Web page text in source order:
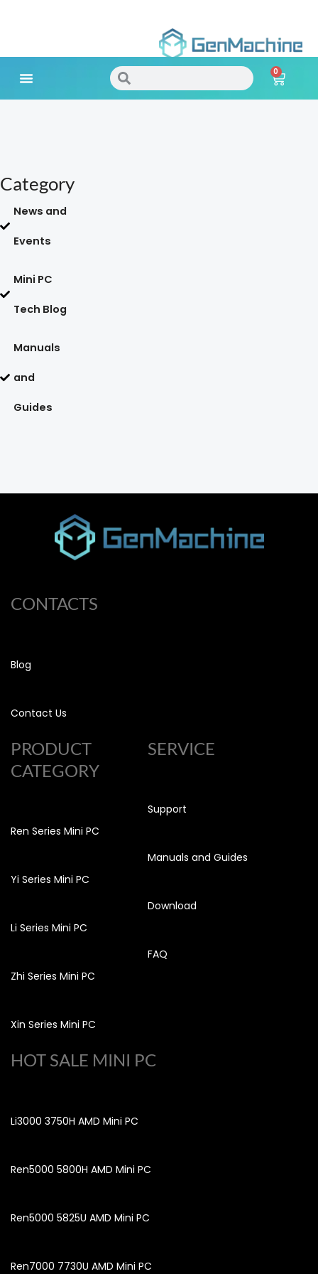
content Search 0
Cart
Category
News and
Events
Mini PC
Tech Blog
Manuals
and
Guides
CONTACTS
Blog
Contact Us
PRODUCT
CATEGORY
Ren Series Mini PC
Yi Series Mini PC
Li Series Mini PC
Zhi Series Mini PC
Xin Series Mini PC
SERVICE
Support
Manuals and Guides
Download
FAQ
HOT SALE MINI PC
Li3000 3750H AMD Mini PC
Ren5000 5800H AMD Mini PC
Ren5000 5825U AMD Mini PC
Ren7000 7730U AMD Mini PC